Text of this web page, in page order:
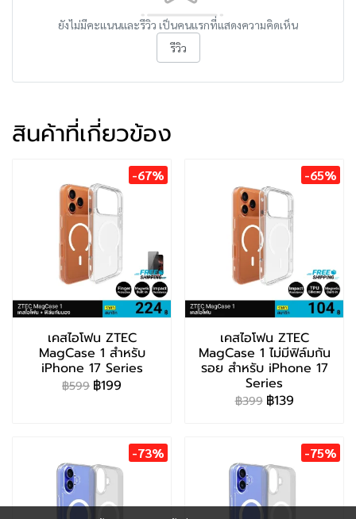
ยังไม่มีคะแนนและรีวิว เป็นคนแรกที่แสดงความคิดเห็น
รีวิว
สินค้าที่เกี่ยวข้อง
-67%
เคสไอโฟน ZTEC
MagCase 1 สำหรับ
iPhone 17 Series
฿599 ฿199
-65%
เคสไอโฟน ZTEC
MagCase 1 ไม่มีฟิล์มกัน
รอย สำหรับ iPhone 17
Series
฿399 ฿139
-73% -75%